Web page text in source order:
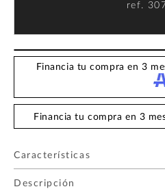
ref.
Financia tu compra en 3
Financia tu compra en 3
Características
Descripción